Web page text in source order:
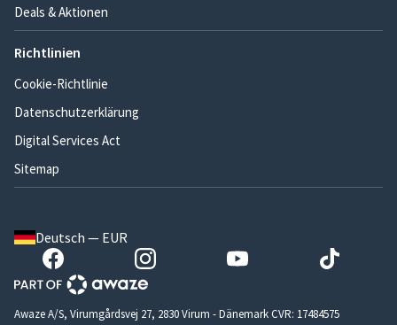
Deals & Aktionen
Richtlinien
Cookie-Richtlinie
Datenschutzerklärung
Digital Services Act
Sitemap
Deutsch — EUR
Awaze A/S, Virumgårdsvej 27, 2830 Virum - Dänemark CVR: 17484575